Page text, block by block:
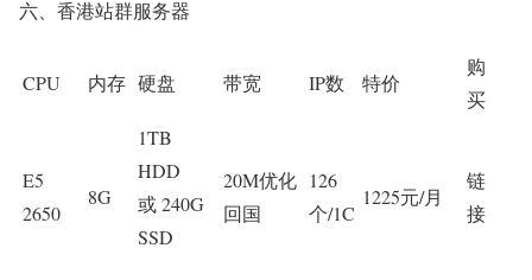
六、香港站群服务器
CPU 内存 硬盘 带宽 IP数 特价
购
买
E5
2650
8G
1TB
HDD
或 240G
SSD
20M优化
回国
126
个/1C
1225元/月
链
接